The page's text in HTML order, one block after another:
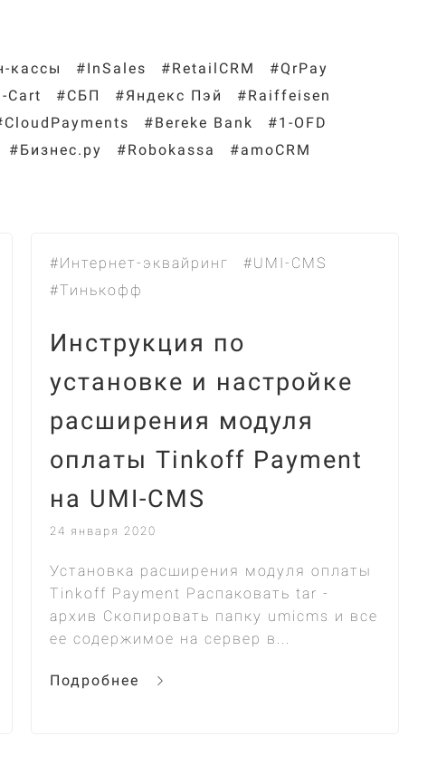
кассы #InSales #RetailCRM
#QrPay
Cart #СБП #Яндекс Пэй
#Raiffeisen
#Bereke Bank
#1-OFD
#Бизнес.ру #Robokassa
#amoCRM
#Интернет-эквайринг
#UMI-CMS
#Тинькофф
Инструкция по
установке и настройке
расширения модуля
оплаты Tinkoff Payment
на UMI-CMS
24 января 2020
Установка расширения модуля оплаты
Tinkoff Payment Распаковать tar -
архив Скопировать папку umicms и все
ее содержимое на сервер в...
Подробнее